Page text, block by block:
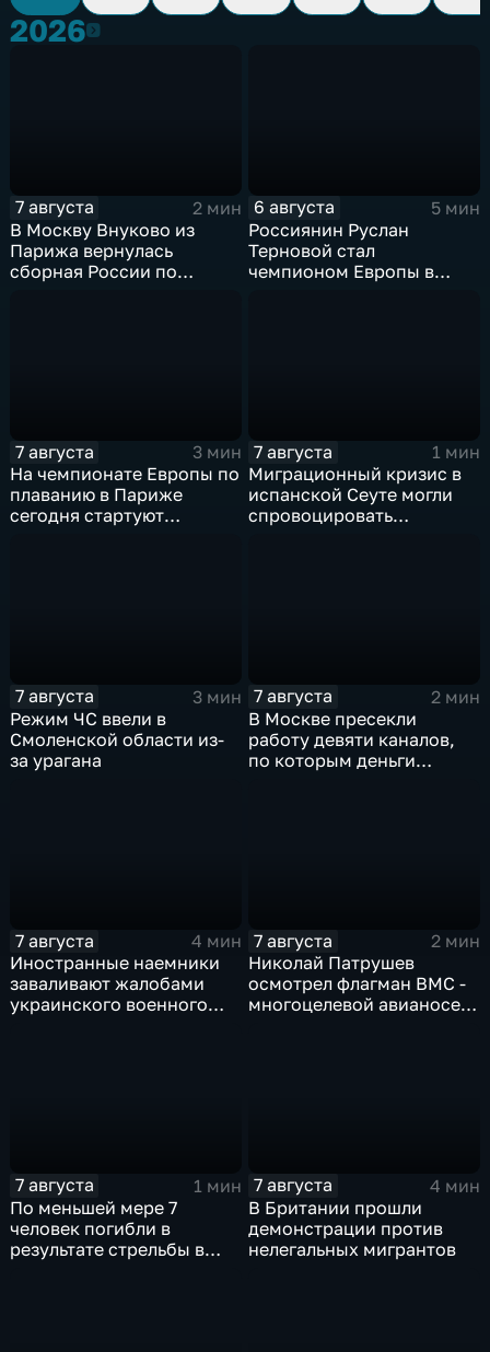
20262026
7 августа
2 мин
В Москву Внуково из
Парижа вернулась
сборная России по
6 августа
5 мин
Россиянин Руслан
Терновой стал
чемпионом Европы в
7 августа
3 мин
На чемпионате Европы по
плаванию в Париже
сегодня стартуют
7 августа
1 мин
Миграционный кризис в
испанской Сеуте могли
спровоцировать
7 августа
3 мин
Режим ЧС ввели в
Смоленской области из-
за урагана
7 августа
2 мин
В Москве пресекли
работу девяти каналов,
по которым деньги
7 августа
4 мин
Иностранные наемники
заваливают жалобами
украинского военного
7 августа
2 мин
Николай Патрушев
осмотрел флагман ВМС -
многоцелевой авианосец
7 августа
1 мин
По меньшей мере 7
человек погибли в
результате стрельбы в
7 августа
4 мин
В Британии прошли
демонстрации против
нелегальных мигрантов